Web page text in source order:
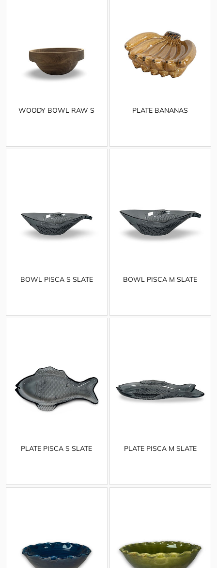
WOODY BOWL RAW S PLATE BANANAS
BOWL PISCA S SLATE BOWL PISCA M SLATE
PLATE PISCA S SLATE PLATE PISCA M SLATE